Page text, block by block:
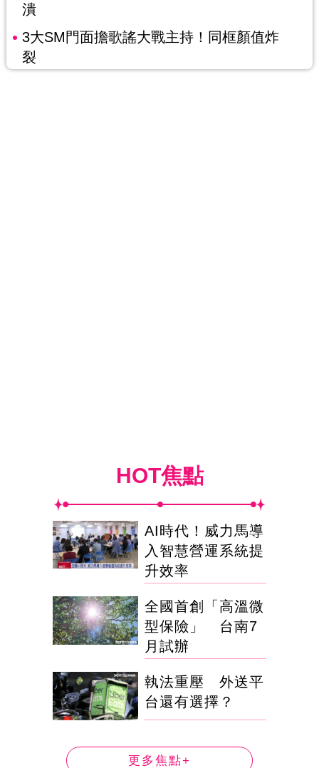
潰
3大SM門面擔歌謠大戰主持！同框顏值炸
裂
HOT焦點
AI時代！威力馬導
入智慧營運系統提
升效率
全國首創「高溫微
型保險」 台南7
月試辦
執法重壓 外送平
台還有選擇？
更多焦點+